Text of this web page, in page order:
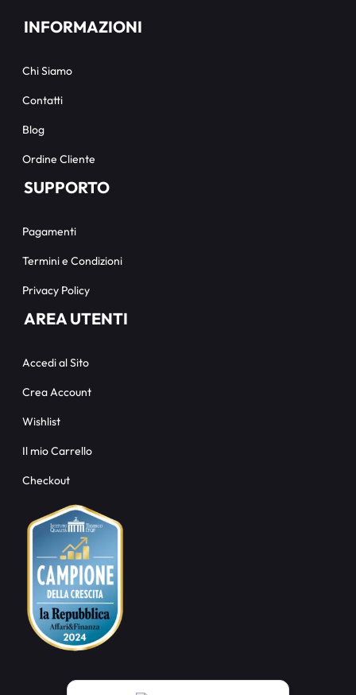
INFORMAZIONI
Chi Siamo
Contatti
Blog
Ordine Cliente
SUPPORTO
Pagamenti
Termini e Condizioni
Privacy Policy
AREA UTENTI
Accedi al Sito
Crea Account
Wishlist
Il mio Carrello
Checkout